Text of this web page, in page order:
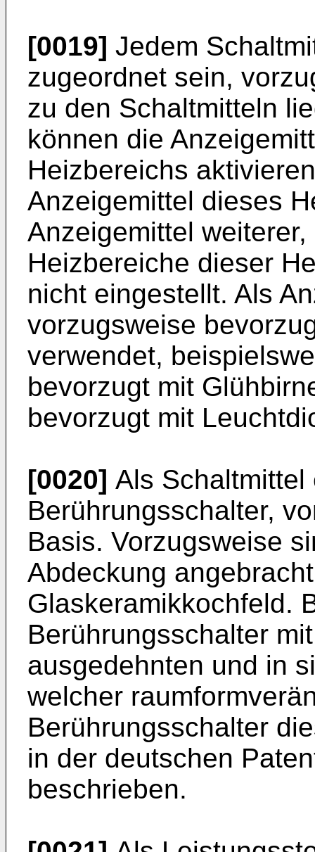
[0019] Jedem
zugeordnet sein,
zu den Schaltmitteln
können die
Heizbereichs
Anzeigemittel dieses
Anzeigemittel
Heizbereiche dieser
nicht eingestellt. Als
vorzugsweise
verwendet,
bevorzugt mit
bevorzugt mit
[0020] Als Schaltmittel
Berührungsschalter,
Basis. Vorzugsweise
Abdeckung
Glaskeramikkochfeld.
Berührungsschalter
ausgedehnten und in
welcher
Berührungsschalter
in der deutschen
beschrieben.